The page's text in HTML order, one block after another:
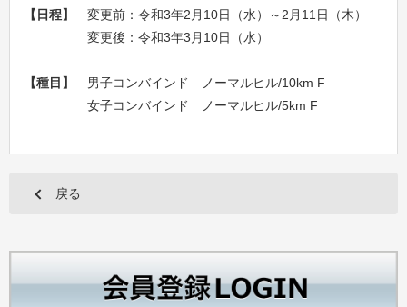
【日程】
変更前：令和3年2月10日（水）～2月11日（木）
変更後：令和3年3月10日（水）
【種目】
男子コンバインド ノーマルヒル/10km F
女子コンバインド ノーマルヒル/5km F
戻る